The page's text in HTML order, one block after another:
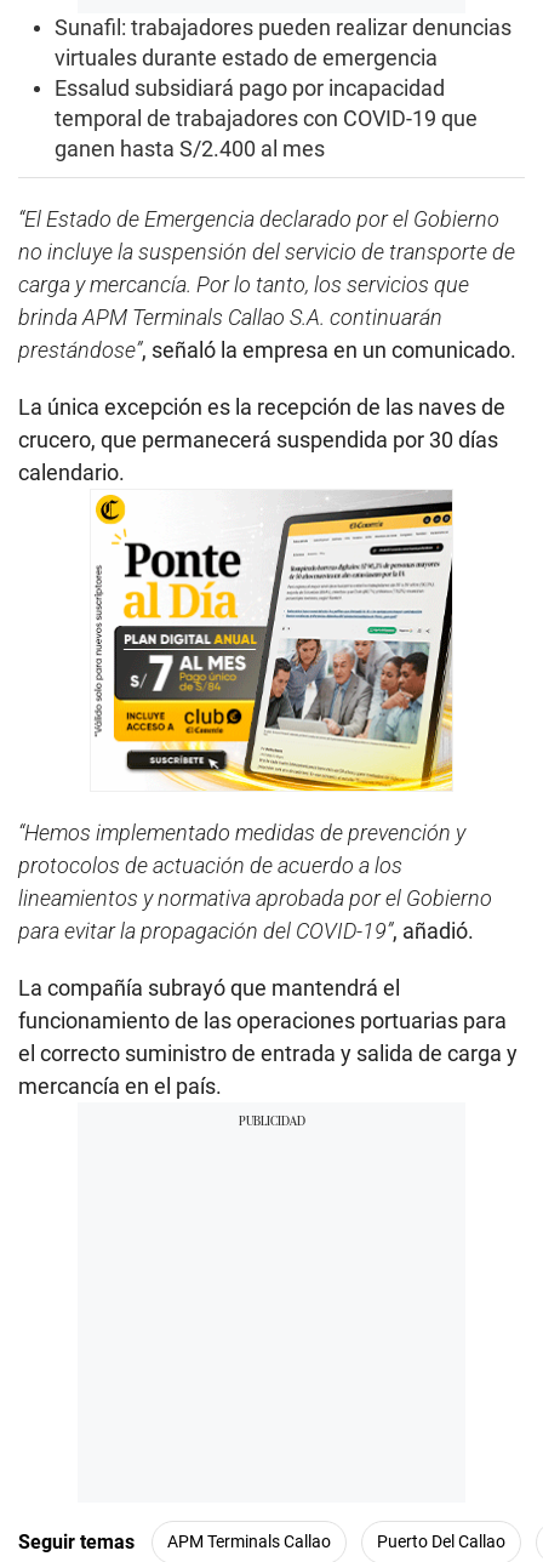
Sunafil: trabajadores pueden realizar denuncias
virtuales durante estado de emergencia
Essalud subsidiará pago por incapacidad
temporal de trabajadores con COVID-19 que
ganen hasta S/2.400 al mes
“El Estado de Emergencia declarado por el Gobierno
no incluye la suspensión del servicio de transporte de
carga y mercancía. Por lo tanto, los servicios que
brinda APM Terminals Callao S.A. continuarán
prestándose”, señaló la empresa en un comunicado.
La única excepción es la recepción de las naves de
crucero, que permanecerá suspendida por 30 días
calendario.
“Hemos implementado medidas de prevención y
protocolos de actuación de acuerdo a los
lineamientos y normativa aprobada por el Gobierno
para evitar la propagación del COVID-19”, añadió.
La compañía subrayó que mantendrá el
funcionamiento de las operaciones portuarias para
el correcto suministro de entrada y salida de carga y
mercancía en el país.
Seguir temas APM Terminals Callao Puerto Del Callao